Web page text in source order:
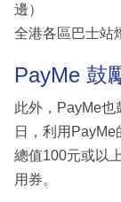
邊）
全港各區巴士站
PayMe 鼓
此外，PayMe也
日，利用
總值100元或以
用券。